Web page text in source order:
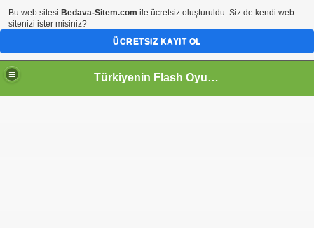
Türkiyenin Flash Oyun Portalı
Bu web sitesi Bedava-Sitem.com ile ücretsiz oluşturuldu. Siz de kendi web
sitenizi ister misiniz?
ÜCRETSIZ KAYIT OL